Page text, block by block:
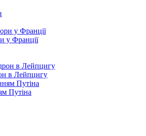
у Франції
в Лейпцигу
Путіна